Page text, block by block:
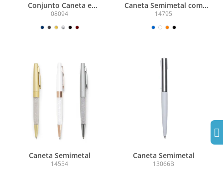
Conjunto Caneta e
Lapiseira Metal
08094
Caneta Semimetal com
Suporte
14795
Caneta Semimetal
14554
Caneta Semimetal
13066B